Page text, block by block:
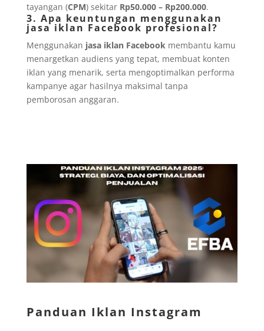
tayangan (CPM) sekitar Rp50.000 – Rp200.000.
3. Apa keuntungan menggunakan
jasa iklan Facebook profesional?
Menggunakan jasa iklan Facebook membantu kamu
menargetkan audiens yang tepat, membuat konten
iklan yang menarik, serta mengoptimalkan performa
kampanye agar hasilnya maksimal tanpa
pemborosan anggaran.
Panduan Iklan Instagram